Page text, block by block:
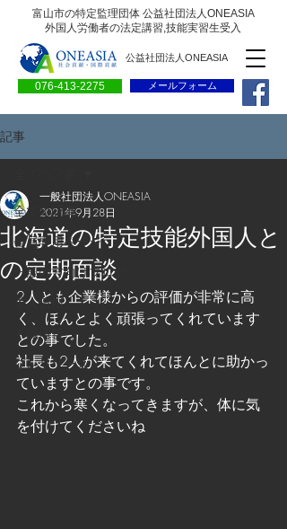
富山市の特定監理団体 公益社団法人ONEASIA
外国人労働者の法定講習,技能実習生受入
076-413-2275
公益社団法人ONEASIA
メールフォーム
記事
全ての記事
会員専用ページ
一般の方向けブログ
求人情報
求職情報
プレリリース
北海道の特定技能外国人と
の定期面談
一般社団法人ONEASIA
2021年9月28日
2人とも企業様からの評価が非常に高
く、ほんとよく頑張ってくれています
との事でした。
社長も2人が来てくれてほんとに助かっ
ていますとの事です。
これから寒くなってきますが、体に気
を付けてくださいね